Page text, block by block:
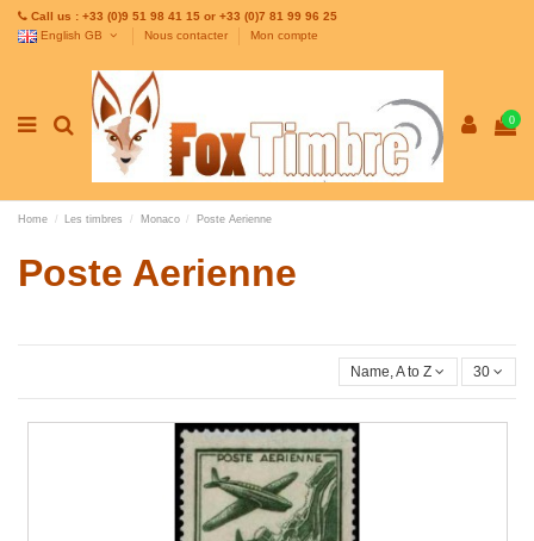
Call us : +33 (0)9 51 98 41 15 or +33 (0)7 81 99 96 25
English GB
Nous contacter Mon compte
0
Home Les timbres Monaco Poste Aerienne
Poste Aerienne
Name, A to Z 30